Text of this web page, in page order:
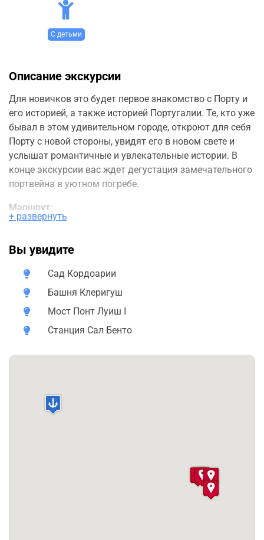
С детьми
Описание экскурсии
Для новичков это будет первое знакомство с Порту и
его историей, а также историей Португалии. Те, кто уже
бывал в этом удивительном городе, откроют для себя
Порту с новой стороны, увидят его в новом свете и
услышат романтичные и увлекательные истории. В
конце экскурсии вас ждет дегустация замечательного
портвейна в уютном погребе.
Маршрут:
плитками азулежу. Это бесплатный музей, где
первые плитки были выставлены 13 августа 1905
года.
Кафе Макдональдс, единственное в мире кафе сети,
помещении 1936 года с сохраненными старинными
люстрами, витражами и картинами. Вы также
Мост Луиша I, особая достопримечательность
Гайя. Вы узнаете об истории его названия.
Башня Клеригуш, самая высокая точка города. Я
сердце этого короля навсегда осталось с городом и
почему он стал одним из самых любимых жителей.
+ развернуть
Вы увидите
Сад Кордоарии
Башня Клеригуш
Мост Понт Луиш I
Станция Сал Бенто